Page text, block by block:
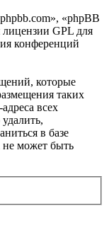
«phpBB
GPL для
конференций
которые
таких
всех
в базе
не может быть